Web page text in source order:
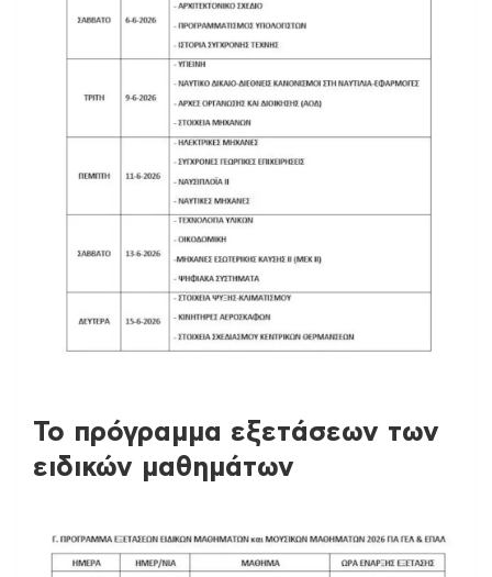
Το πρόγραμμα εξετάσεων των
ειδικών μαθημάτων